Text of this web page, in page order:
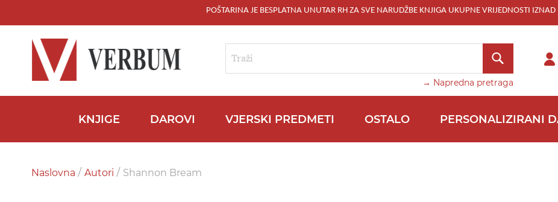
POŠTARINA JE BESPLATNA UNUTAR RH ZA SVE NARUDŽBE KNJIGA UKUPNE VRIJEDNOSTI
Content
→ Napredna pretraga
TRAŽI
KNJIGE DAROVI VJERSKI PREDMETI OSTALO PERSONALIZIRANI
Naslovna Autori Shannon Bream